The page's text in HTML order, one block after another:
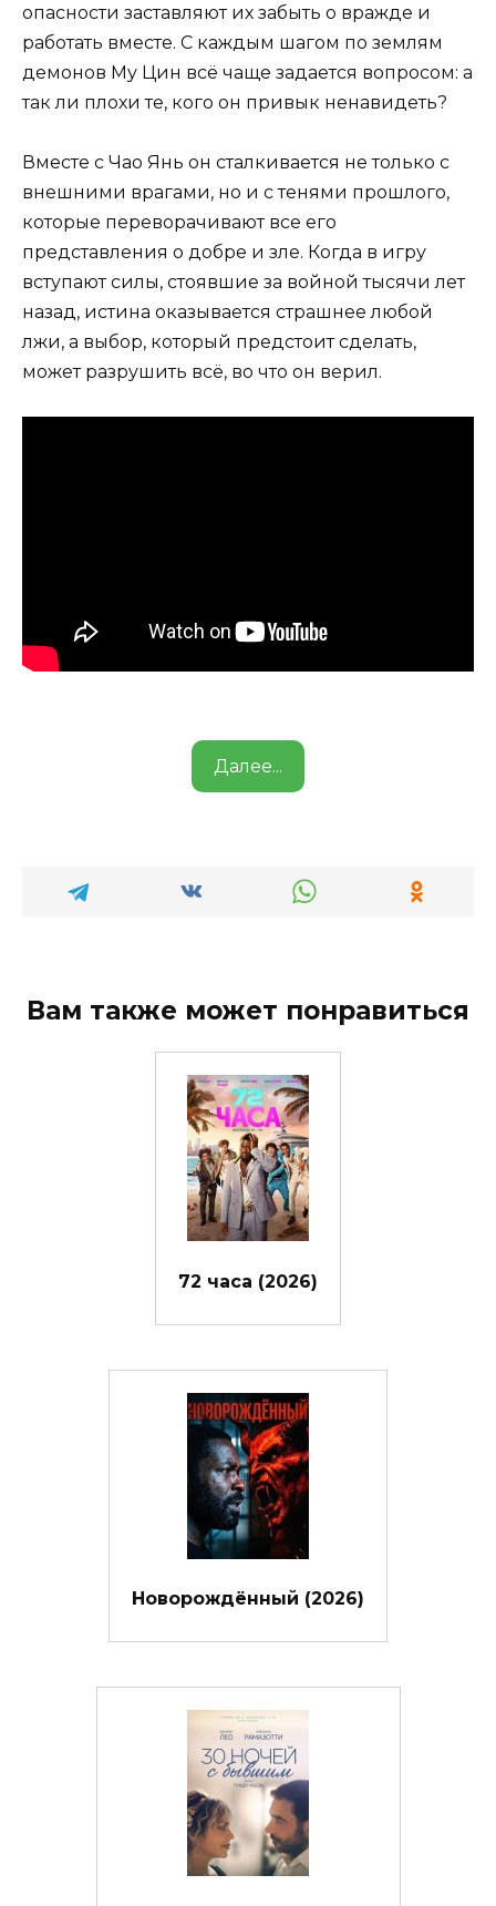
опасности заставляют их забыть о вражде и
работать вместе. С каждым шагом по землям
демонов Му Цин всё чаще задается вопросом: а
так ли плохи те, кого он привык ненавидеть?
Вместе с Чао Янь он сталкивается не только с
внешними врагами, но и с тенями прошлого,
которые переворачивают все его
представления о добре и зле. Когда в игру
вступают силы, стоявшие за войной тысячи лет
назад, истина оказывается страшнее любой
лжи, а выбор, который предстоит сделать,
может разрушить всё, во что он верил.
Далее...
Вам также может понравиться
72 часа (2026)
Новорождённый (2026)